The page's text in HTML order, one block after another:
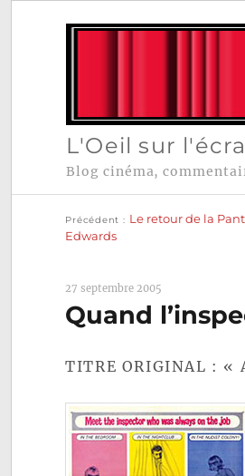
L'Oeil sur
Blog cinéma,
Navigation
de
Précédent
Le retour de la
Edwards
27 septembre 2005
Quand
TITRE ORIGINAL : «